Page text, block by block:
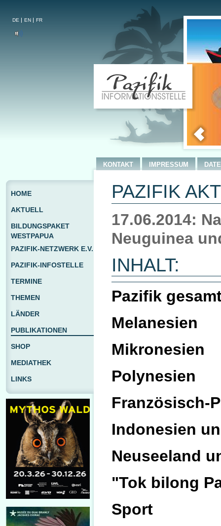
DE EN FR
PAZIFIK
17.06.2014:
Neuguinea
INHALT:
Pazifik
Melanesien
Mikronesien
Polynesien
Französisch-
Indonesien
Neuseeland
"Tok bilong
Sport
KONTAKT IMPRESSUM
HOME
AKTUELL
BILDUNGSPAKET
WESTPAPUA
PAZIFIK-NETZWERK E.V.
PAZIFIK-INFOSTELLE
TERMINE
THEMEN
LÄNDER
PUBLIKATIONEN
SHOP
MEDIATHEK
LINKS